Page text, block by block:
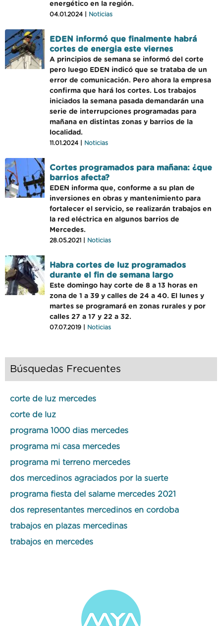
energético en la región.
04.01.2024 | Noticias
EDEN informó que finalmente habrá
cortes de energia este viernes
A principios de semana se informó del corte
pero luego EDEN indicó que se trataba de un
error de comunicación. Pero ahora la empresa
confirma que hará los cortes. Los trabajos
iniciados la semana pasada demandarán una
serie de interrupciones programadas para
mañana en distintas zonas y barrios de la
localidad.
11.01.2024 | Noticias
Cortes programados para mañana: ¿que
barrios afecta?
EDEN informa que, conforme a su plan de
inversiones en obras y mantenimiento para
fortalecer el servicio, se realizarán trabajos en
la red eléctrica en algunos barrios de
Mercedes.
28.05.2021 | Noticias
Habra cortes de luz programados
durante el fin de semana largo
Este domingo hay corte de 8 a 13 horas en
zona de 1 a 39 y calles de 24 a 40. El lunes y
martes se programará en zonas rurales y por
calles 27 a 17 y 22 a 32.
07.07.2019 | Noticias
Búsquedas Frecuentes
corte de luz mercedes
corte de luz
programa 1000 dias mercedes
programa mi casa mercedes
programa mi terreno mercedes
dos mercedinos agraciados por la suerte
programa fiesta del salame mercedes 2021
dos representantes mercedinos en cordoba
trabajos en plazas mercedinas
trabajos en mercedes